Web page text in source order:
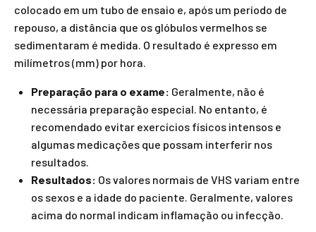
colocado em um tubo de ensaio e, após um período de
repouso, a distância que os glóbulos vermelhos se
sedimentaram é medida. O resultado é expresso em
milímetros (mm) por hora.
Preparação para o exame: Geralmente, não é
necessária preparação especial. No entanto, é
recomendado evitar exercícios físicos intensos e
algumas medicações que possam interferir nos
resultados.
Resultados: Os valores normais de VHS variam entre
os sexos e a idade do paciente. Geralmente, valores
acima do normal indicam inflamação ou infecção.